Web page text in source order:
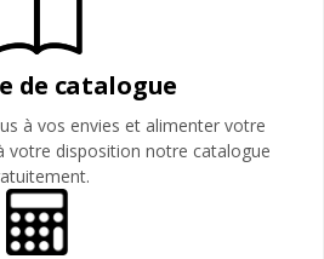
de catalogue
à vos envies et alimenter votre
votre disposition notre catalogue